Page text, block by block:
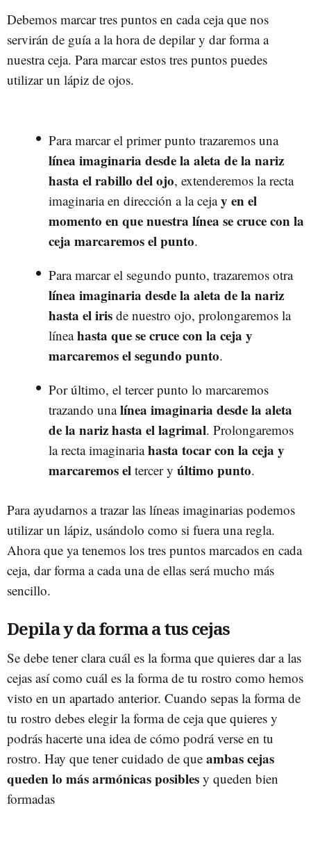
Debemos marcar tres puntos en cada ceja que nos
servirán de guía a la hora de depilar y dar forma a
nuestra ceja. Para marcar estos tres puntos puedes
utilizar un lápiz de ojos.
Para marcar el primer punto trazaremos una
línea imaginaria desde la aleta de la nariz
hasta el rabillo del ojo, extenderemos la recta
imaginaria en dirección a la cejay en el
momento en que nuestra línea se cruce con la
ceja marcaremos el punto.
Para marcar el segundo punto, trazaremos otra
línea imaginaria desde la aleta de la nariz
hasta el iris de nuestro ojo, prolongaremos la
líneahasta que se cruce con la ceja y
marcaremos el segundo punto.
Por último, el tercer punto lo marcaremos
trazando unalínea imaginaria desde la aleta
de la nariz hasta el lagrimal. Prolongaremos
la recta imaginariahasta tocar con la ceja y
marcaremosel tercer y último punto.
Para ayudarnos a trazar las líneas imaginarias podemos
utilizar un lápiz, usándolo como si fuera una regla.
Ahora que ya tenemos los tres puntos marcados en cada
ceja, dar forma a cada una de ellas será mucho más
sencillo.
Depila y da forma a tus cejas
Se debe tener clara cuál es la forma que quieres dar a las
cejas así como cuál es la forma de tu rostro como hemos
visto en un apartado anterior. Cuando sepas la forma de
tu rostro debes elegir la forma de ceja que quieres y
podrás hacerte una idea de cómo podrá verse en tu
rostro. Hay que tener cuidado de que ambas cejas
queden lo más armónicas posibles y queden bien
formadas